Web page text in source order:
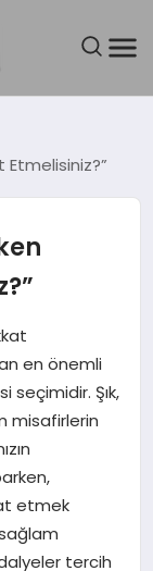
en önemli
Şık,
misafirlerin
etmek
tercih